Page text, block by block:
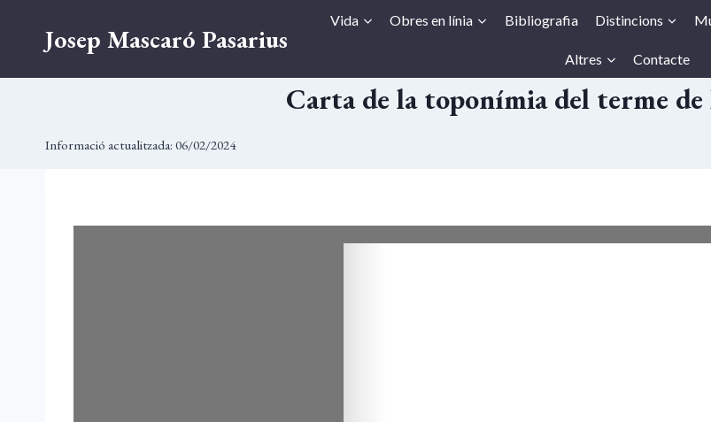
Josep Mascaró Pasarius
Vida Obres en línia Bibliografia Distincions
Altres Contacte
Carta de la toponímia del terme
Informació actualitzada: 06/02/2024